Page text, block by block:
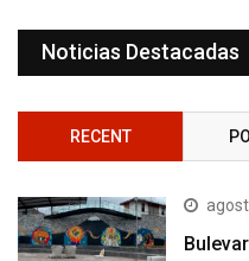
Noticias Destacadas
RECENT